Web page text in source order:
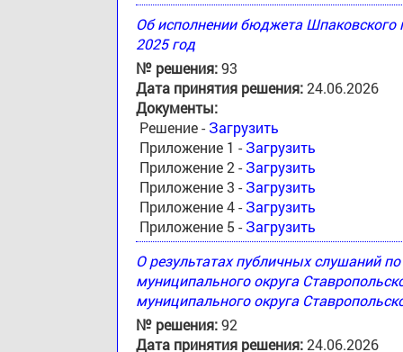
Об исполнении бюджета Шпаковского
2025 год
№ решения:93
Дата принятия решения:24.06.2026
Документы:
Решение - Загрузить
Приложение 1 - Загрузить
Приложение 2 - Загрузить
Приложение 3 - Загрузить
Приложение 4 - Загрузить
Приложение 5 - Загрузить
О результатах публичных слушаний
муниципального округа
муниципального округа
№ решения:92
Дата принятия решения:24.06.2026